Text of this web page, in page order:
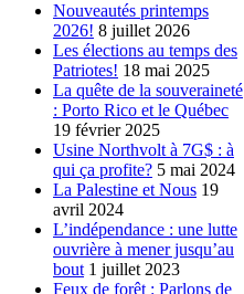
Nouveautés printemps
2026! 8 juillet 2026
Les élections au temps des
Patriotes! 18 mai 2025
La quête de la souveraineté
: Porto Rico et le Québec
19 février 2025
Usine Northvolt à 7G$ : à
qui ça profite? 5 mai 2024
La Palestine et Nous 19
avril 2024
L’indépendance : une lutte
ouvrière à mener jusqu’au
bout 1 juillet 2023
Feux de forêt : Parlons de